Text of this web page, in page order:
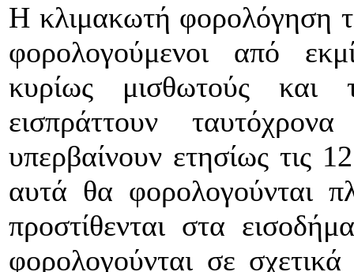
Η κλιμακωτή φορολόγηση
φορολογούμενοι από
κυρίως μισθωτούς και
εισπράττουν
υπερβαίνουν ετησίως τις
αυτά θα φορολογούνται
προστίθενται στα
φορολογούνται σε